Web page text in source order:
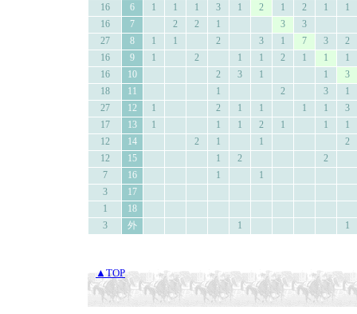
16
6 1 1 1 3 1 2 1 2 1
1
16
7 2 2 1 3
3
27
8 1 1 2 3 1 7 3
2
16
9 1 2 1 1 2 1 1
1
16
10 2 3 1 1
3
18
11 1 2 3
1
27
12 1 2 1 1 1 1
3
17
13 1 1 1 2 1 1
1
12
14 2 1 1
2
12
15 1 2
2
7
16 1
1
3
17
1
18
3
外 1 1
▲TOP